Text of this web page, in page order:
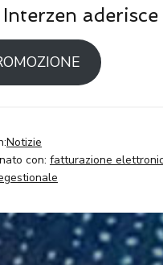
Interzen
Notizie
con: fatturazione